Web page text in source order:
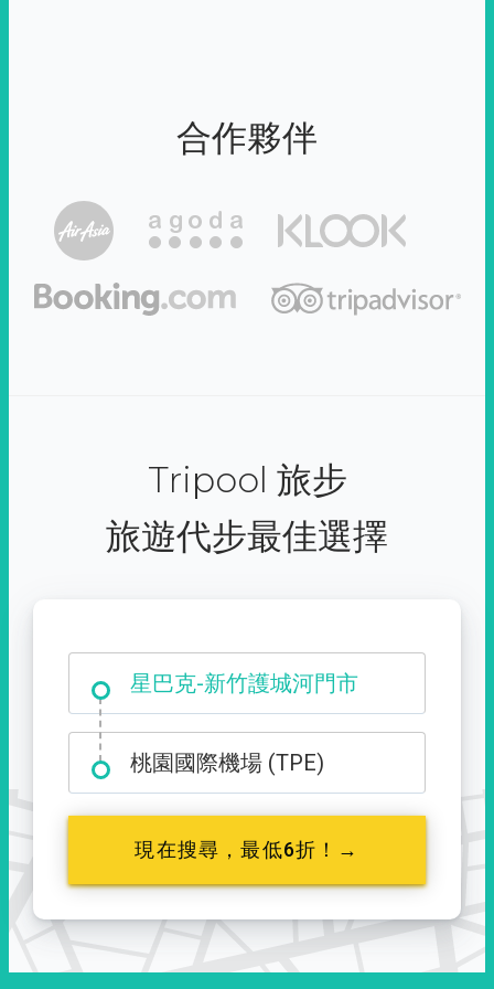
合作夥伴
Tripool 旅步
旅遊代步最佳選擇
星巴克-新竹護城河門市
大霸尖山登山口
桃園國際機場 (TPE)
現在搜尋，最低6折！→